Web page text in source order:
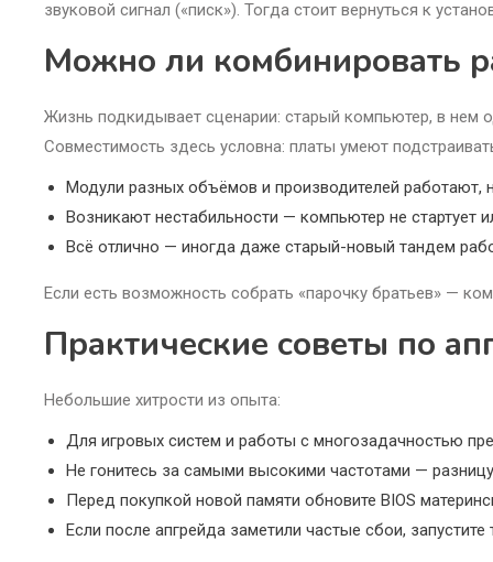
звуковой сигнал («писк»). Тогда стоит вернуться к
Можно ли комбинировать
Жизнь подкидывает сценарии: старый компьютер, в нем
Совместимость здесь условна: платы умеют
Модули разных объёмов и производителей работают,
Возникают нестабильности — компьютер не стартует
Всё отлично — иногда даже старый-новый тандем
Если есть возможность собрать «парочку братьев» —
Практические советы по
Небольшие хитрости из опыта:
Для игровых систем и работы с многозадачностью
Не гонитесь за самыми высокими частотами —
Перед покупкой новой памяти обновите BIOS
Если после апгрейда заметили частые сбои,